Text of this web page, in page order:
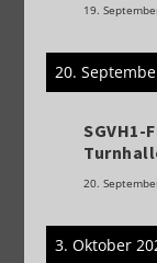
19.
20.
SGVH1-
20.
3. Oktober